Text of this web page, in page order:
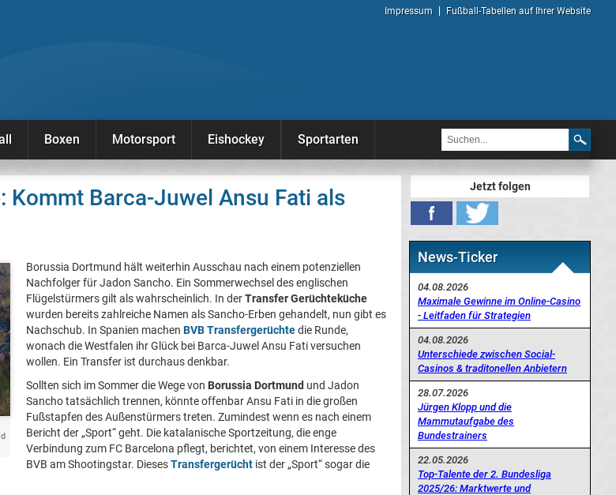
Impressum Fußball-Tabellen auf Ihrer Website
Boxen Motorsport Eishockey Sportarten
Kommt Barca-Juwel Ansu Fati als
Borussia Dortmund hält weiterhin Ausschau nach einem potenziellen
Nachfolger für Jadon Sancho. Ein Sommerwechsel des englischen
Flügelstürmers gilt als wahrscheinlich. In derTransfer Gerüchteküche
wurden bereits zahlreiche Namen als Sancho-Erben gehandelt, nun gibt es
Nachschub. In Spanien machen BVB Transfergerüchtedie Runde,
wonach die Westfalen ihr Glück bei Barca-Juwel Ansu Fati versuchen
wollen. Ein Transfer ist durchaus denkbar.
Sollten sich im Sommer die Wege von Borussia Dortmund und Jadon
Sancho tatsächlich trennen, könnte offenbar Ansu Fati in die großen
Fußstapfen des Außenstürmers treten. Zumindest wenn es nach einem
Bericht der „Sport“ geht. Die katalanische Sportzeitung, die enge
Verbindung zum FC Barcelona pflegt, berichtet, von einem Interesse des
BVB am Shootingstar. DiesesTransfergerücht ist der „Sport“ sogar die
Jetzt folgen
News-Ticker
04.08.2026
Maximale Gewinne im Online-Casino
- Leitfaden für Strategien
04.08.2026
Unterschiede zwischen Social-
Casinos & traditonellen Anbietern
28.07.2026
Jürgen Klopp und die
Mammutaufgabe des
Bundestrainers
22.05.2026
Top-Talente der 2. Bundesliga
2025/26: Marktwerte und